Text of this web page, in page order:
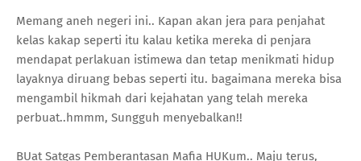
Memang aneh negeri ini.. Kapan akan jera para penjahat
kelas kakap seperti itu kalau ketika mereka di penjara
mendapat perlakuan istimewa dan tetap menikmati hidup
layaknya diruang bebas seperti itu. bagaimana mereka bisa
mengambil hikmah dari kejahatan yang telah mereka
perbuat..hmmm, Sungguh menyebalkan!!
BUat Satgas Pemberantasan Mafia HUKum.. Maju terus,